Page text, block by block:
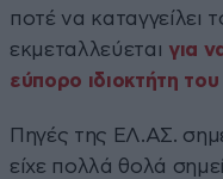
ποτέ να καταγγείλει
εκμεταλλεύεται για
εύπορο ιδιοκτήτη του
Πηγές της ΕΛ.ΑΣ.
είχε πολλά θολά